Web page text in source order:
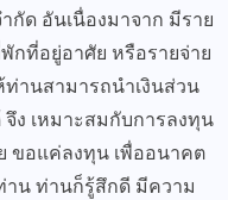
กัด อันเนื่องมาจาก มีราย
กที่อยู่อาศัย หรือรายจ่าย
านสามารถนำเงินส่วน
ง เหมาะสมกับการลงทุน
ขอแค่ลงทุน เพื่ออนาคต
น ท่านก็รู้สึกดี มีความ